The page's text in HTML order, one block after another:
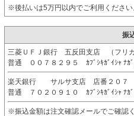
※後払いは5万円以内でご利用ください
振
三菱ＵＦＪ銀行 五反田支店 （フリ
普通 ００７８２９５ ｶﾌﾞｼｷｶﾞｲｼｬ ﾅｶ
楽天銀行 サルサ支店 店番２０７
普通 ７０２０９１０ ｶﾌﾞｼｷｶﾞｲｼｬ ﾅｶ
※振込金額は注文確認メールでご確認く